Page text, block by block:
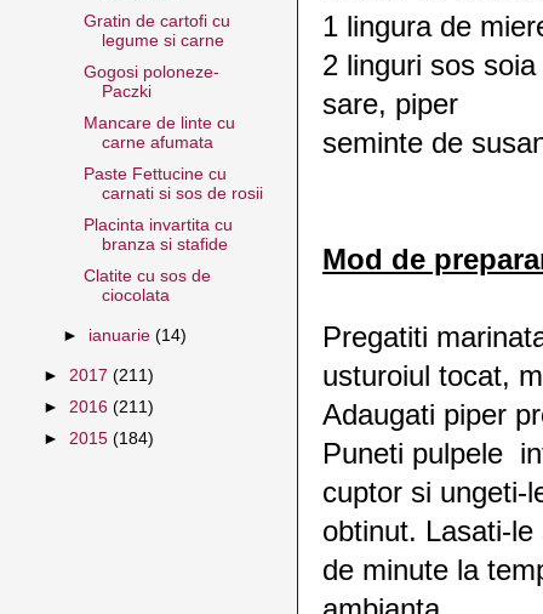
1 lingura de
2 linguri sos soia
sare, piper
seminte de
Mod de
Pregatiti
usturoiul tocat,
Adaugati piper
Puneti pulpele
cuptor si ungeti-
obtinut. Lasati-
de minute la
Gratin de cartofi cu
legume si carne
Gogosi poloneze-
Paczki
Mancare de linte cu
carne afumata
Paste Fettucine cu
carnati si sos de rosii
Placinta invartita cu
branza si stafide
Clatite cu sos de
ciocolata
► ianuarie(14)
► 2017 (211)
► 2016 (211)
► 2015 (184)